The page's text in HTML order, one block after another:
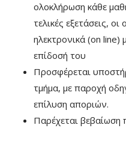
ολοκλήρωση κάθε
τελικές εξετάσεις,
ηλεκτρονικά (on line)
επίδοσή του
Προσφέρεται
τμήμα, με παροχή
επίλυση αποριών.
Παρέχεται βεβαίωση